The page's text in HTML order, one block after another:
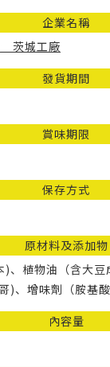
企業名稱
茨城工廠
發貨期間
賞味期限
保存方式
原材料及添加物
)、植物油（含大
)、增味劑（胺基
內容量